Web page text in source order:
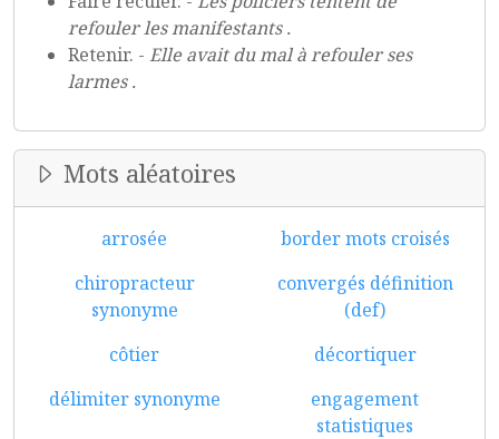
refouler les manifestants .
Retenir. - Elle avait du mal à refouler ses
larmes .
Mots aléatoires
arrosée
border mots croisés
chiropracteur
synonyme
convergés définition
(def)
côtier
décortiquer
délimiter synonyme
engagement
statistiques